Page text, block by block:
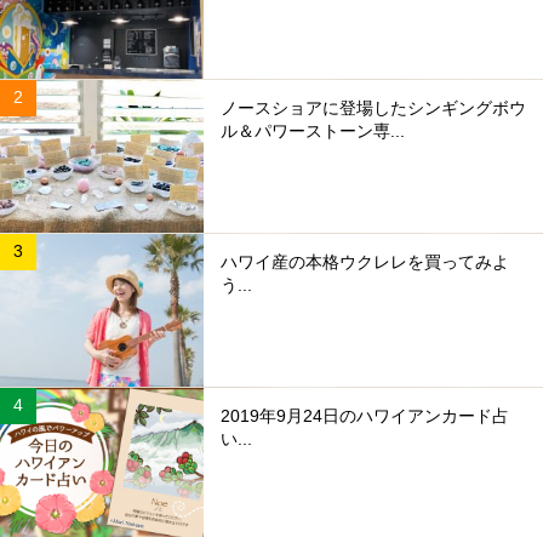
ノースショアに登場したシンギングボウ
ル＆パワーストーン専...
ハワイ産の本格ウクレレを買ってみよ
う...
2019年9月24日のハワイアンカード占
い...